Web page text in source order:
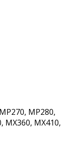
MP280,
MX360, MX410,